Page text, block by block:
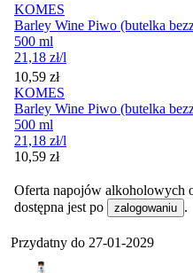
KOMES
Barley Wine Piwo (butelka
500 ml
21,18 zł/l
Cena
10,59 zł
KOMES
Barley Wine Piwo (butelka
500 ml
21,18 zł/l
Cena
10,59 zł
Oferta napojów alkoholowych
dostępna jest po
zalogowaniu .
Przydatny do 27-01-2029